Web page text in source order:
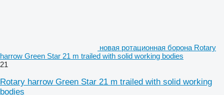
новая ротационная борона Rotary
harrow Green Star 21 m trailed with solid working bodies
21
Rotary harrow Green Star 21 m trailed with solid working
bodies